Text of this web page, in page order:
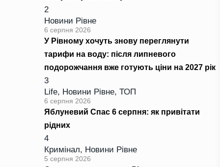
2
Новини Рівне
6 серпня 2026
У Рівному хочуть знову переглянути
тарифи на воду: після липневого
подорожчання вже готують ціни на 2027 рік
3
Life, Новини Рівне, ТОП
6 серпня 2026
Яблуневий Спас 6 серпня: як привітати
рідних
4
Кримінал, Новини Рівне
5 серпня 2026